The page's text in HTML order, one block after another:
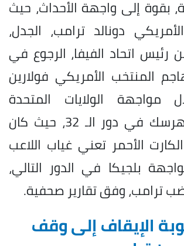
بقوة إلى واجهة الأحداث، حيث
دونالد ترامب، الجدل،
اتحاد الفيفا، الرجوع في
المنتخب الأمريكي فولارين
مواجهة الولايات المتحدة
والبوسنة والهرسك في دور الـ 32، حيث كان
الأحمر تعني غياب اللاعب
بلجيكا في الدور التالي،
ترامب، وفق تقارير صحفية.
الإيقاف إلى وقف